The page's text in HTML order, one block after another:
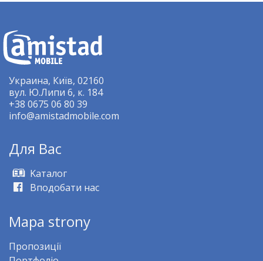
Украина, Київ, 02160
вул. Ю.Липи 6, к. 184
+38 0675 06 80 39
info@amistadmobile.com
Для Bас
Kаталог
Вподобати нас
Mapa strony
Пропозиції